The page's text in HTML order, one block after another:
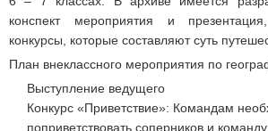
конспект мероприятия и
конкурсы, которые составляют суть
План внеклассного мероприятия по
Выступление ведущего
Конкурс «Приветствие»: Командам
поприветствовать соперников и